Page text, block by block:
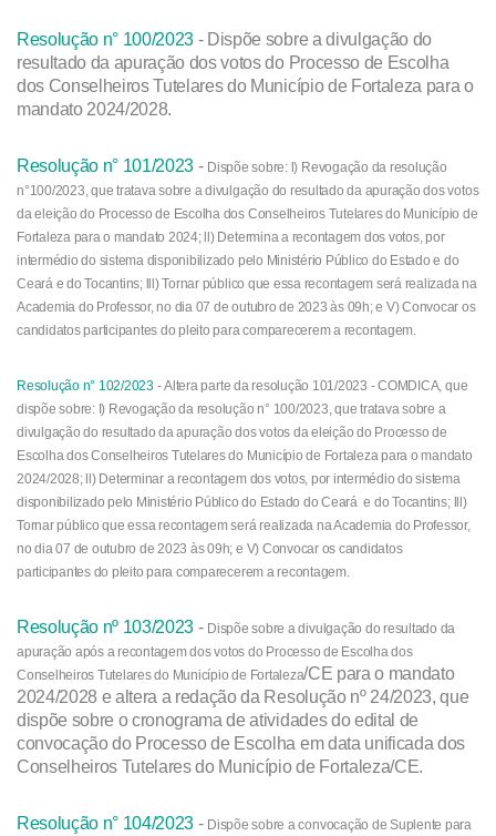
Resolução n° 100/2023 - Dispõe sobre a divulgação do
resultado da apuração dos votos do Processo de Escolha
dos Conselheiros Tutelares do Município de Fortaleza para o
mandato 2024/2028.
Resolução n° 101/2023 - Dispõe sobre: l) Revogação da resolução
n°100/2023, que tratava sobre a divulgação do resultado da apuração dos votos
da eleição do Processo de Escolha dos Conselheiros Tutelares do Município de
Fortaleza para o mandato 2024; ll) Determina a recontagem dos votos, por
intermédio do sistema disponibilizado pelo Ministério Público do Estado e do
Ceará e do Tocantins; lll) Tornar público que essa recontagem será realizada na
Academia do Professor, no dia 07 de outubro de 2023 às 09h; e V) Convocar os
candidatos participantes do pleito para comparecerem a recontagem.
Resolução n° 102/2023-Altera parte da resolução 101/2023 - COMDICA, que
dispõe sobre: I) Revogação da resolução n° 100/2023, que tratava sobre a
divulgação do resultado da apuração dos votos da eleição do Processo de
Escolha dos Conselheiros Tutelares do Município de Fortaleza para o mandato
2024/2028; ll) Determinar a recontagem dos votos, por intermédio do sistema
disponibilizado pelo Ministério Público do Estado do Ceará e do Tocantins; lll)
Tornar público que essa recontagem será realizada na Academia do Professor,
no dia 07 de outubro de 2023 às 09h; e V) Convocar os candidatos
participantes do pleito para comparecerem a recontagem.
Resolução nº 103/2023 - Dispõe sobre a divulgação do resultado da
apuração após a recontagem dos votos do Processo de Escolha dos
Conselheiros Tutelares do Município de Fortaleza/CE para o mandato
2024/2028 e altera a redação da Resolução nº 24/2023, que
dispõe sobre o cronograma de atividades do edital de
convocação do Processo de Escolha em data unificada dos
Conselheiros Tutelares do Município de Fortaleza/CE.
Resolução n° 104/2023 - Dispõe sobre a convocação de Suplente para